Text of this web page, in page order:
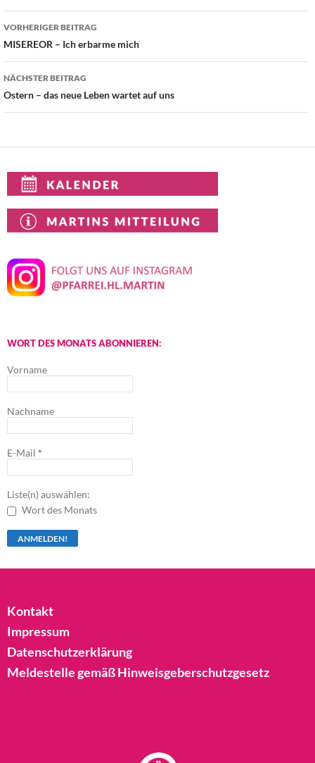
Beitragsnavigation
VORHERIGER BEITRAG
MISEREOR – Ich erbarme mich
NÄCHSTER BEITRAG
Ostern – das neue Leben wartet auf uns
WORT DES MONATS ABONNIEREN:
Vorname
Nachname
E-Mail *
Liste(n) auswählen:
Wort des Monats
Kontakt
Impressum
Datenschutzerklärung
Meldestelle gemäß Hinweisgeberschutzgesetz